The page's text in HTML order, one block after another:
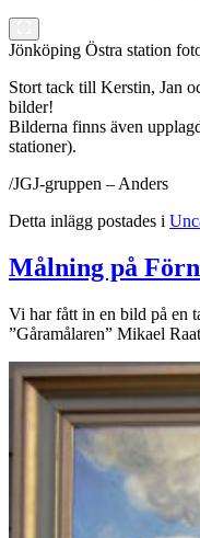
Jönköping Östra station
Stort tack till Kerstin, Jan
bilder!
Bilderna finns även
stationer).
/JGJ-gruppen – Anders
Detta inlägg postades i
Målning på
Vi har fått in en bild på en
”Gåramålaren” Mikael